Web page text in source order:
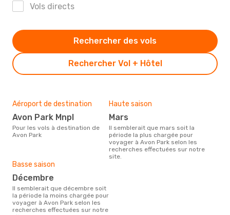
Vols directs
Rechercher Vol + Hôtel
Rechercher des vols
Aéroport de destination
Avon Park Mnpl
Pour les vols à destination de
Avon Park
Haute saison
mars
Il semblerait que mars soit la
période la plus chargée pour
voyager à Avon Park selon les
recherches effectuées sur notre
site.
Basse saison
décembre
Il semblerait que décembre soit
la période la moins chargée pour
voyager à Avon Park selon les
recherches effectuées sur notre